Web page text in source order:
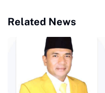
Related News